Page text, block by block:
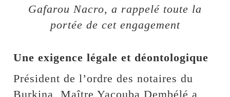
Gafarou Nacro, a rappelé toute la
portée de cet engagement
Une exigence légale et déontologique
Président de l’ordre des notaires du
Burkina, Maître Yacouba Dembélé a